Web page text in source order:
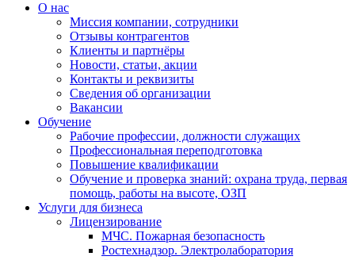
О нас
Миссия компании, сотрудники
Отзывы контрагентов
Клиенты и партнёры
Новости, статьи, акции
Контакты и реквизиты
Сведения об организации
Вакансии
Обучение
Рабочие профессии, должности служащих
Профессиональная переподготовка
Повышение квалификации
Обучение и проверка знаний: охрана труда, первая
помощь, работы на высоте, ОЗП
Услуги для бизнеса
Лицензирование
МЧС. Пожарная безопасность
Ростехнадзор. Электролаборатория